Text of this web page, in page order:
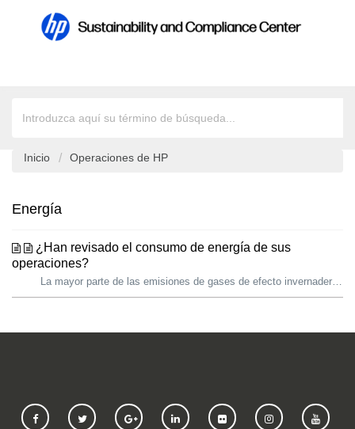
Inicio Operaciones de HP
Energía
¿Han revisado el consumo de energía de sus
operaciones?
La mayor parte de las emisiones de gases de efecto invernadero que generan nuestras operaciones está relacionada con la energía que consumimos para aliment...